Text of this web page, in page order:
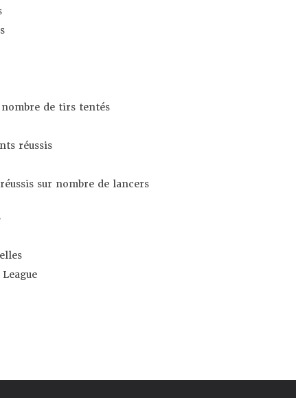
de tirs tentés
réussis
sur nombre de lancers